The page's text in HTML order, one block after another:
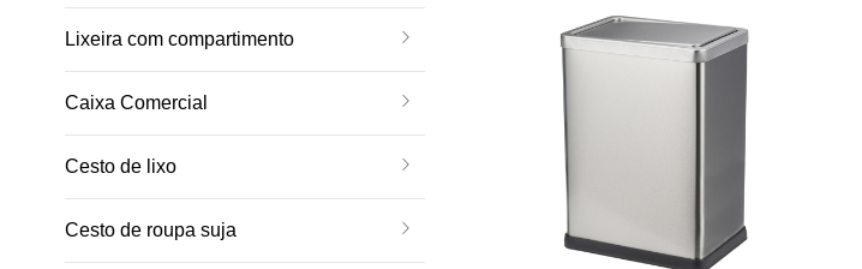
Lixeira com compartimento
Caixa Comercial
Cesto de lixo
Cesto de roupa suja